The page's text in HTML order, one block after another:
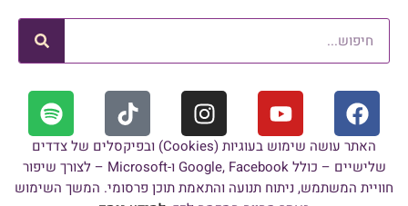
האתר עושה שימוש בעוגיות (Cookies) ובפיקסלים של צדדים
שלישיים – כולל Google, Facebook ו-Microsoft – לצורך שיפור
חוויית המשתמש, ניתוח תנועה והתאמת תוכן פרסומי. המשך השימוש